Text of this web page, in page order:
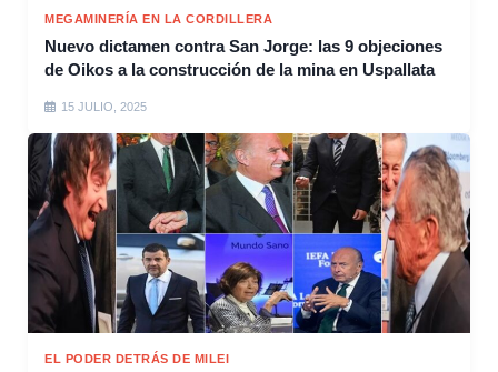
MEGAMINERÍA EN LA CORDILLERA
Nuevo dictamen contra San Jorge: las 9 objeciones
de Oikos a la construcción de la mina en Uspallata
15 JULIO, 2025
EL PODER DETRÁS DE MILEI